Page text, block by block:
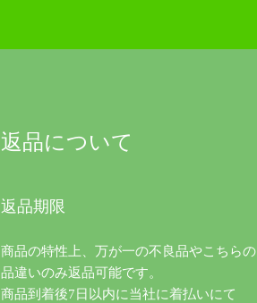
返品について
返品期限
商品の特性上、万が一の不良品やこちらの
品違いのみ返品可能です。
商品到着後7日以内に当社に着払いにて